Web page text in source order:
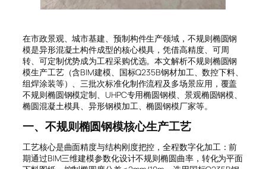
在市政景观、城市基建、预制构件生产领域，不规则椭圆钢
模是异形混凝土构件成型的核心模具，凭借高精度、可周
转、可定制优势成为工程采购优选。本文解析不规则椭圆钢
模生产工艺（含BIM建模、国标Q235B钢材加工、数控下料、
组焊涂装等）、三批次标准化制作流程及多场景应用，覆盖
不规则椭圆钢模定制、UHPC专用椭圆钢模、景观椭圆钢模、
椭圆混凝土模具、异形钢模加工、椭圆钢模厂家等。
一、不规则椭圆钢模核心生产工艺
工艺核心是曲面精度与结构刚度把控，全程数字化加工：前
期通过BIM三维建模参数化设计不规则椭圆曲率，转化为平面